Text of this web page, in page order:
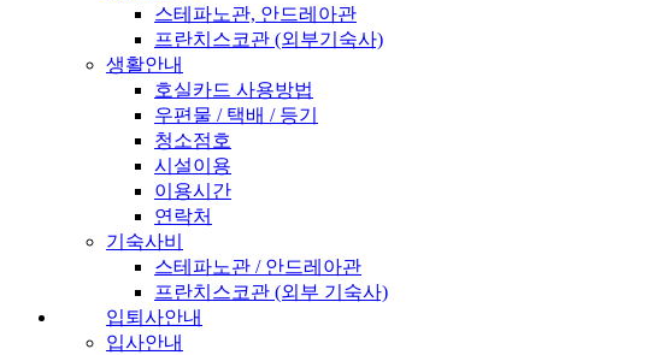
스테파노관, 안드레아관
프란치스코관 (외부기숙사)
생활안내
호실카드 사용방법
우편물 / 택배 / 등기
청소점호
시설이용
이용시간
연락처
기숙사비
스테파노관 / 안드레아관
프란치스코관 (외부 기숙사)
입퇴사안내
입사안내